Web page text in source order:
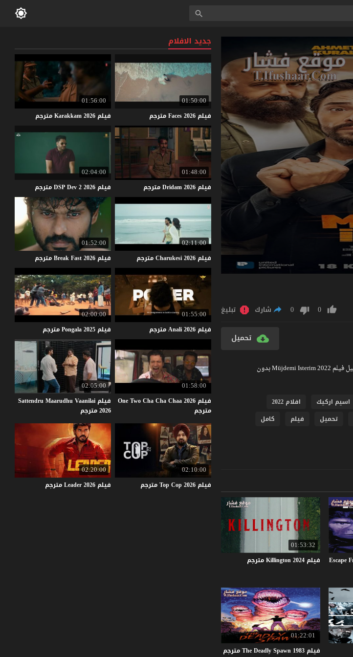
0
0 شارك تبليغ
تحميل
مشاهدة فيلم Müjdemi Isterim 2022 مترجم كامل جودة عالية BlueRay مشاهدة مباشرة اون لاين وتحميل فيلم Müjdemi Isterim 2022 بدون
اسيم اركيك
افلام 2022
تحميل فيلم
كامل
01:53:32
فيلم Killington2024 مترجم
01:22:01
فيلم TheDeadlySpawn 1983 مترجم
جديد الافلام
01:50:00
فيلم Faces2026 مترجم
01:56:00
فيلم Karakkam2026 مترجم
01:48:00
فيلم Dridam2026 مترجم
02:04:00
فيلم DSPDev22026 مترجم
02:11:00
فيلم Charukesi2026 مترجم
01:52:00
فيلم BreakFast2026 مترجم
01:55:00
فيلم Anali2026 مترجم
02:00:00
فيلم Pongala2025 مترجم
01:58:00
فيلم One Two Cha Cha Chaa 2026
مترجم
02:05:00
فيلم Sattendru Maarudhu Vaanilai
2026 مترجم
02:10:00
فيلم TopCop2026 مترجم
02:20:00
فيلم Leader2026 مترجم